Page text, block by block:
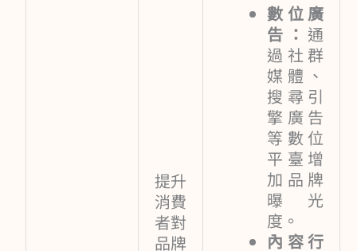
提升
消費
者對
品牌
數位廣
告： 通
過社群
媒體、
搜尋引
擎廣告
等數位
平臺增
加品牌
曝光
度。
內容行